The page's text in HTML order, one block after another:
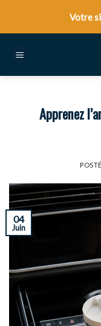
content
Votre
Apprenez
04
Juin